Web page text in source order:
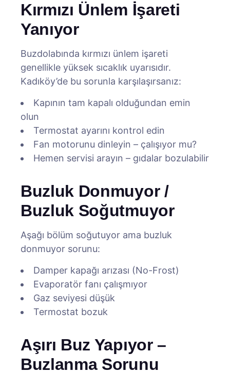
Kırmızı Ünlem İşareti
Yanıyor
Buzdolabında kırmızı ünlem işareti
genellikle yüksek sıcaklık uyarısıdır.
Kadıköy’de bu sorunla karşılaşırsanız:
Kapının tam kapalı olduğundan emin
olun
Termostat ayarını kontrol edin
Fan motorunu dinleyin – çalışıyor mu?
Hemen servisi arayın – gıdalar bozulabilir
Buzluk Donmuyor /
Buzluk Soğutmuyor
Aşağı bölüm soğutuyor ama buzluk
donmuyor sorunu:
Damper kapağı arızası (No-Frost)
Evaporatör fanı çalışmıyor
Gaz seviyesi düşük
Termostat bozuk
Aşırı Buz Yapıyor –
Buzlanma Sorunu